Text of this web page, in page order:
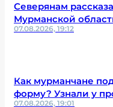
Северянам
Мурманской
07.08.2026, 19:12
Как мурманчане
форму? Узнали у
07.08.2026, 19:01